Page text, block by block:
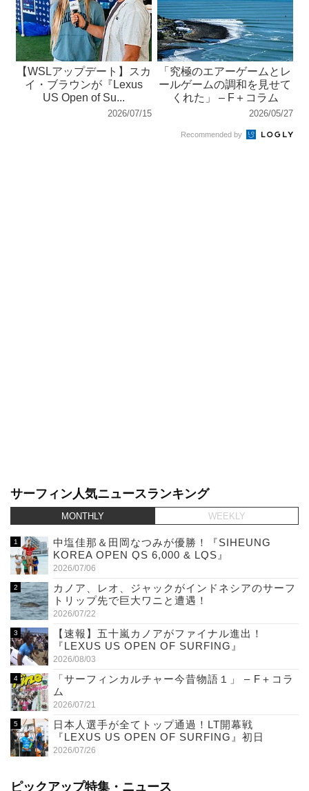
【WSLアップデート】スカ
イ・ブラウンが『Lexus
US Open of Su...
2026/07/15
「究極のエアーゲームとレ
ールゲームの調和を見せて
くれた」 – F＋コラム
2026/05/27
Recommended by
サーフィン人気ニュースランキング
MONTHLY WEEKLY
中塩佳那＆田岡なつみが優勝！『SIHEUNG
KOREA OPEN QS 6,000 & LQS』
2026/07/06
カノア、レオ、ジャックがインドネシアのサーフ
トリップ先で巨大ワニと遭遇！
2026/07/22
【速報】五十嵐カノアがファイナル進出！
『LEXUS US OPEN OF SURFING』
2026/08/03
「サーフィンカルチャー今昔物語１」 – F＋コラ
ム
2026/07/21
日本人選手が全てトップ通過！LT開幕戦
『LEXUS US OPEN OF SURFING』初日
2026/07/26
ピックアップ特集・ニュース